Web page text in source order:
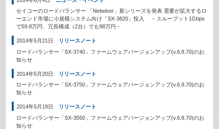
セイコーのロードバランサー 「Netwiser」新シリーズを発表 需要が拡大するロ
ーエンド市場に小規模システム向け「SX-3820」投入 －スループット1Gbps
で59.8万円、冗長構成（2台）でも98万円－
2014年5月21日
リリースノート
ロードバランサー「SX-3740」ファームウェアバージョンアップ(v.6.8.70)のお
知らせ
2014年5月20日
リリースノート
ロードバランサー「SX-3750」ファームウェアバージョンアップ(v.6.8.70)のお
知らせ
2014年5月19日
リリースノート
ロードバランサー「SX-3550」ファームウェアバージョンアップ(v.6.8.70)のお
知らせ